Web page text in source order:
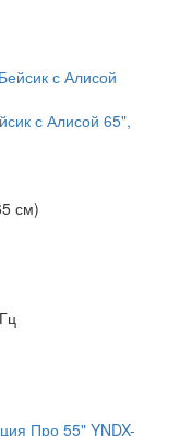
с Алисой 65",
см)